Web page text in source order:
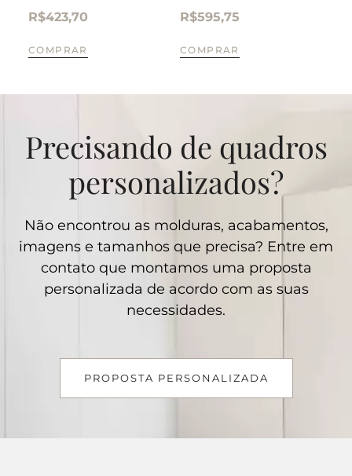
R$423,70
COMPRAR
R$595,75
COMPRAR
Precisando de quadros
personalizados?
Não encontrou as molduras, acabamentos,
imagens e tamanhos que precisa? Entre em
contato que montamos uma proposta
personalizada de acordo com as suas
necessidades.
PROPOSTA PERSONALIZADA